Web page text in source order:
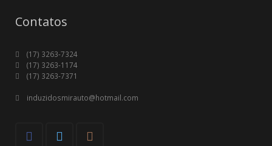
Contatos
(17) 3263-7324
(17) 3263-1174
(17) 3263-7371
induzidosmirauto@hotmail.com